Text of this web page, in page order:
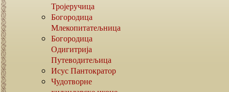
Тројеручица
Богородица
Млекопитатељница
Богородица
Одигитрија
Путеводитељица
Исус Пантократор
Чудотворне